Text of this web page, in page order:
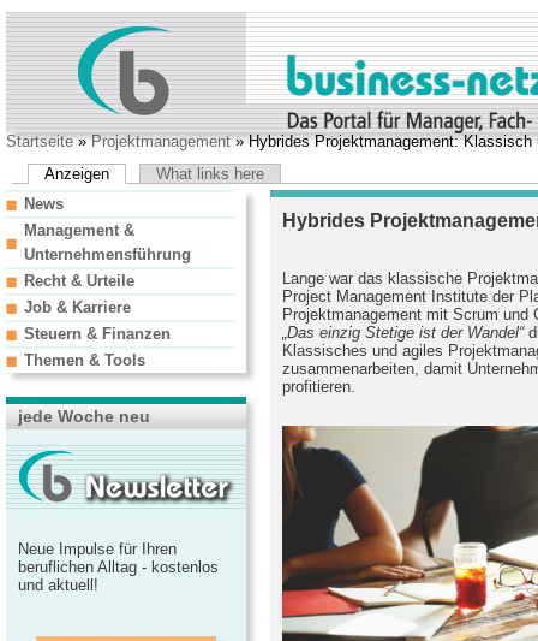
Startseite»Projektmanagement» Hybrides Projektmanagement: Klassisch
Anzeigen
What links here
Hybrides
Lange war das klassische
Project Management Institute der
Projektmanagement mit Scrum
„Das einzig Stetige ist der Wandel“
Klassisches und agiles
zusammenarbeiten, damit
profitieren.
News
Management &
Unternehmensführung
Recht & Urteile
Job & Karriere
Steuern & Finanzen
Themen & Tools
jede Woche neu
Neue Impulse für Ihren
beruflichen Alltag - kostenlos
und aktuell!